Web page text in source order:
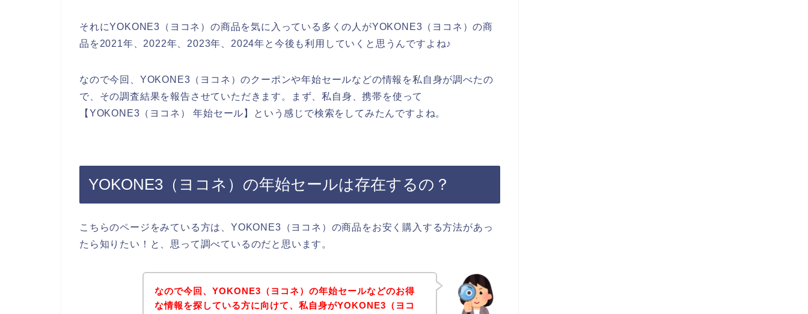
それにYOKONE3（ヨコネ）の商品を気に入っている多くの人がYOKONE3（ヨコネ）の商
品を2021年、2022年、2023年、2024年と今後も利用していくと思うんですよね♪
なので今回、YOKONE3（ヨコネ）のクーポンや年始セールなどの情報を私自身が調べたの
で、その調査結果を報告させていただきます。まず、私自身、携帯を使って
【YOKONE3（ヨコネ） 年始セール】という感じで検索をしてみたんですよね。
YOKONE3（ヨコネ）の年始セールは存在するの？
こちらのページをみている方は、YOKONE3（ヨコネ）の商品をお安く購入する方法があっ
たら知りたい！と、思って調べているのだと思います。
なので今回、YOKONE3（ヨコネ）の年始セールなどのお得
な情報を探している方に向けて、私自身がYOKONE3（ヨコ